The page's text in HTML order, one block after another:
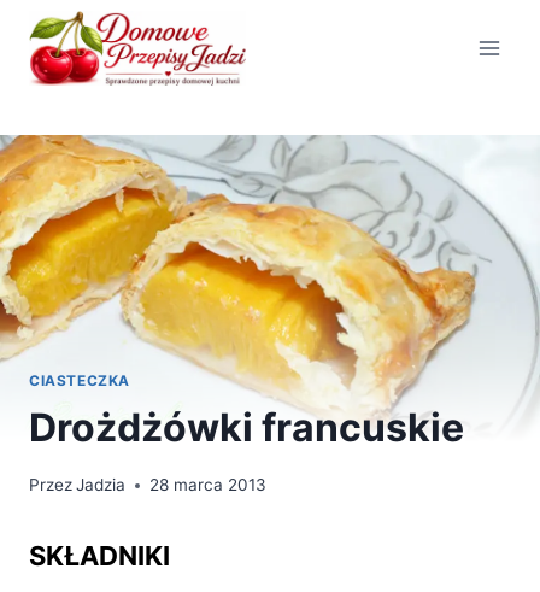
Przejdź
treści
CIASTECZKA
Drożdżówki francuskie
PrzezJadzia 28 marca 2013
SKŁADNIKI